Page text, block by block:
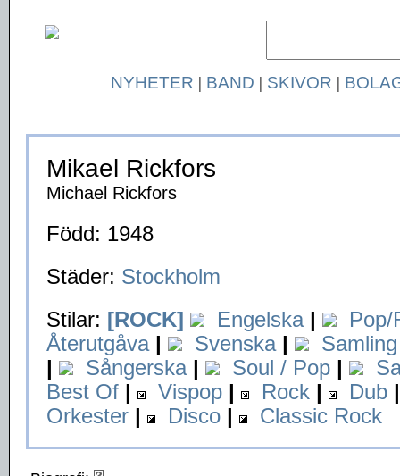
NYHETER | BAND | SKIVOR |
Mikael Rickfors
Michael Rickfors
Född: 1948
Städer: Stockholm
Stilar: [ROCK] Engelska |
Pop/
Återutgåva | Svenska |
Samling
|
Sångerska | Soul / Pop |
Best Of | Vispop | Rock | Dub |
Orkester | Disco | Classic Rock